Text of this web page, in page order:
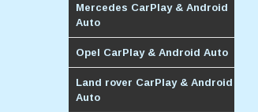
Mercedes CarPlay & Android
Auto
Opel CarPlay & Android Auto
Land rover CarPlay & Android
Auto